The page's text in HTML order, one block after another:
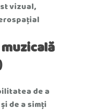
vizual,
de a
de a simți